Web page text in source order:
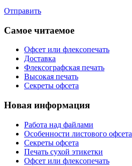
Отправить
Самое читаемое
Офсет или флексопечать
Доставка
Флексографская печать
Высокая печать
Секреты офсета
Новая информация
Работа над файлами
Особенности листового офсета
Секреты офсета
Печать сухой этикетки
Офсет или флексопечать